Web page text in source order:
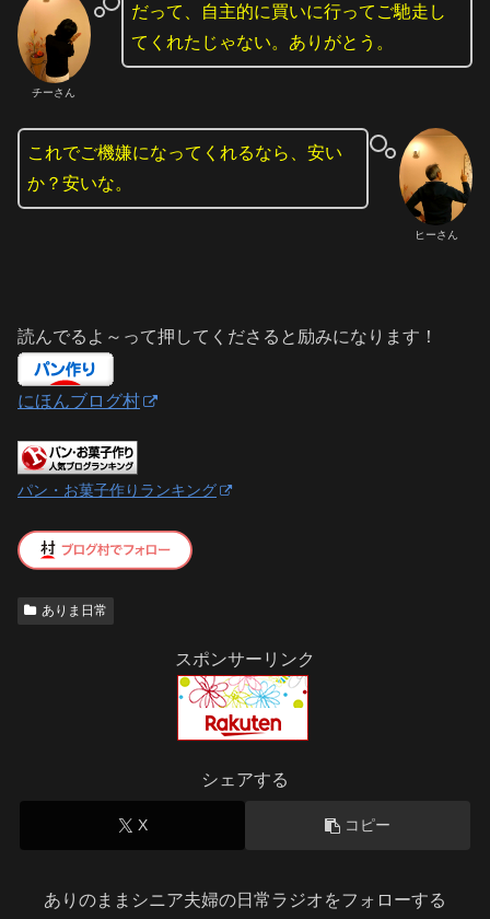
チーさん
だって、自主的に買いに行ってご馳走し
てくれたじゃない。ありがとう。
ヒーさん
これでご機嫌になってくれるなら、安い
か？安いな。
読んでるよ～って押してくださると励みになります！
にほんブログ村
パン・お菓子作りランキング
ありま日常
スポンサーリンク
シェアする
X コピー
ありのままシニア夫婦の日常ラジオをフォローする